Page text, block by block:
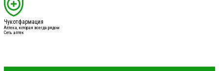
Чукотфармация
Аптека, которая всегда рядом
Сеть аптек